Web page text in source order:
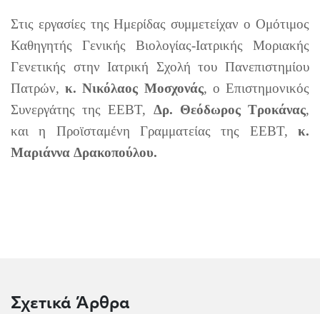
Στις εργασίες της Ημερίδας συμμετείχαν ο Ομότιμος
Καθηγητής Γενικής Βιολογίας-Ιατρικής Μοριακής
Γενετικής στην Ιατρική Σχολή του Πανεπιστημίου
Πατρών,κ. Νικόλαος Μοσχονάς, ο Επιστημονικός
Συνεργάτης της ΕΕΒΤ, Δρ. Θεόδωρος Τροκάνας,
και η Προϊσταμένη Γραμματείας της ΕΕΒΤ, κ.
Μαριάννα Δρακοπούλου.
Σχετικά Άρθρα